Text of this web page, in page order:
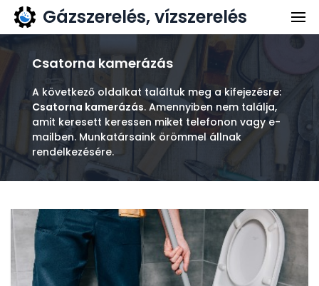
Gázszerelés
Kapcsolat
Ajánlatkérés
Gázszerelés, vízszerelés
Csatorna kamerázás
A következő oldalkat találtuk meg a kifejezésre:
Csatorna kamerázás. Amennyiben nem találja,
amit keresett keressen miket telefonon vagy e-
mailben. Munkatársaink örömmel állnak
rendelkezésére.